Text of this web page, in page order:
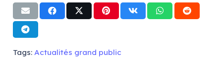
Tags: Actualités grand public